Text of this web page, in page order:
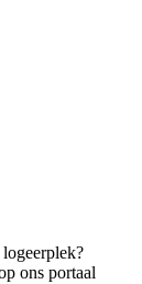
ons portaal